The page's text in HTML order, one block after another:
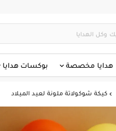
هدايا مخصصة بوكسات هدايا
كيكة شوكولاتة ملونة لعيد الميلاد